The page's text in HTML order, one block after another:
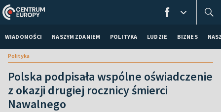
WIADOMOŚCI NASZYM ZDANIEM POLITYKA LUDZIE BIZNES
Polityka
Polska podpisała wspólne oświadczenie
z okazji drugiej rocznicy śmierci
Nawalnego